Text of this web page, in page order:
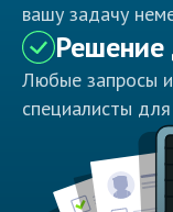
вашу задачу
Решение
Любые запросы
специалисты